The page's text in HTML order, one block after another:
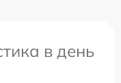
в день